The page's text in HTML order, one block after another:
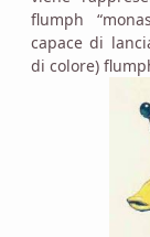
flumph
capace di
di colore)